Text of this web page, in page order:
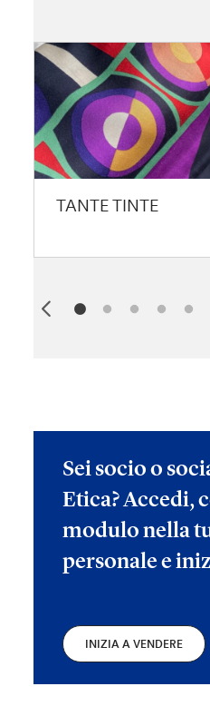
TANTE TINTE
Sei socio o
Etica? Accedi,
modulo nella
personale e
INIZIA A VENDERE